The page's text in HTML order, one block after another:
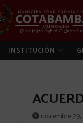
INSTITUCIÓN
noviembre 29,